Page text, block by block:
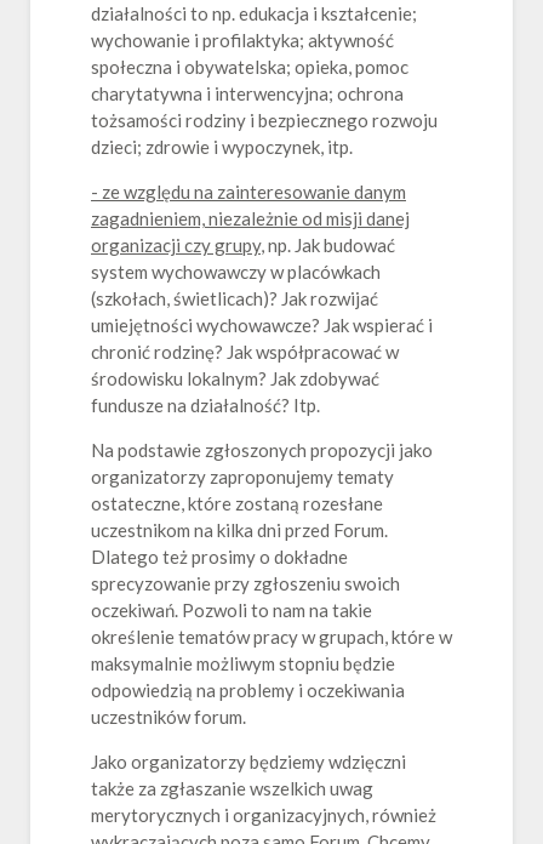
działalności to np. edukacja i kształcenie;
wychowanie i profilaktyka; aktywność
społeczna i obywatelska; opieka, pomoc
charytatywna i interwencyjna; ochrona
tożsamości rodziny i bezpiecznego rozwoju
dzieci; zdrowie i wypoczynek, itp.
- ze względu na zainteresowanie danym
zagadnieniem, niezależnie od misji danej
organizacji czy grupy, np. Jak budować
system wychowawczy w placówkach
(szkołach, świetlicach)? Jak rozwijać
umiejętności wychowawcze? Jak wspierać i
chronić rodzinę? Jak współpracować w
środowisku lokalnym? Jak zdobywać
fundusze na działalność? Itp.
Na podstawie zgłoszonych propozycji jako
organizatorzy zaproponujemy tematy
ostateczne, które zostaną rozesłane
uczestnikom na kilka dni przed Forum.
Dlatego też prosimy o dokładne
sprecyzowanie przy zgłoszeniu swoich
oczekiwań. Pozwoli to nam na takie
określenie tematów pracy w grupach, które w
maksymalnie możliwym stopniu będzie
odpowiedzią na problemy i oczekiwania
uczestników forum.
Jako organizatorzy będziemy wdzięczni
także za zgłaszanie wszelkich uwag
merytorycznych i organizacyjnych, również